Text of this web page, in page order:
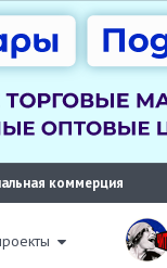
коммерция